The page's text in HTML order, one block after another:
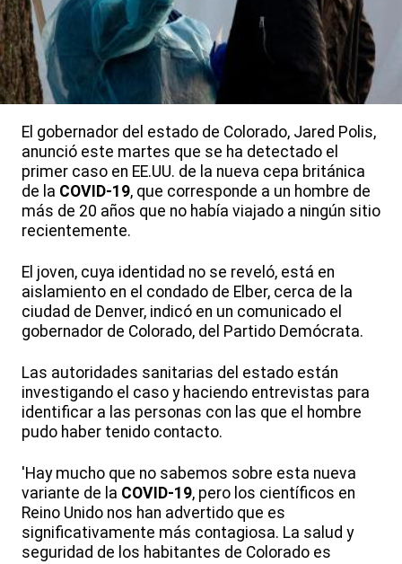
El gobernador del estado de Colorado, Jared Polis,
anunció este martes que se ha detectado el
primer caso en EE.UU. de la nueva cepa británica
de la COVID-19, que corresponde a un hombre de
más de 20 años que no había viajado a ningún sitio
recientemente.
El joven, cuya identidad no se reveló, está en
aislamiento en el condado de Elber, cerca de la
ciudad de Denver, indicó en un comunicado el
gobernador de Colorado, del Partido Demócrata.
Las autoridades sanitarias del estado están
investigando el caso y haciendo entrevistas para
identificar a las personas con las que el hombre
pudo haber tenido contacto.
'Hay mucho que no sabemos sobre esta nueva
variante de la COVID-19, pero los científicos en
Reino Unido nos han advertido que es
significativamente más contagiosa. La salud y
seguridad de los habitantes de Colorado es